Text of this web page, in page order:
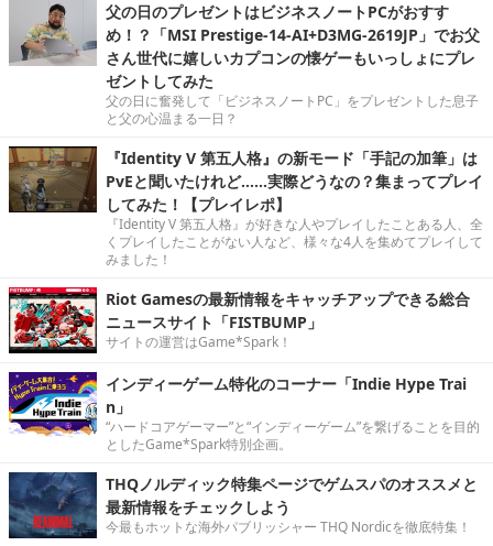
父の日のプレゼントはビジネスノートPCがおすす
め！？「MSI Prestige-14-AI+D3MG-2619JP」でお父
さん世代に嬉しいカプコンの懐ゲーもいっしょにプレ
ゼントしてみた
父の日に奮発して「ビジネスノートPC」をプレゼントした息子
と父の心温まる一日？
『Identity V 第五人格』の新モード「手記の加筆」は
PvEと聞いたけれど……実際どうなの？集まってプレイ
してみた！【プレイレポ】
『Identity V 第五人格』が好きな人やプレイしたことある人、全
くプレイしたことがない人など、様々な4人を集めてプレイして
みました！
Riot Gamesの最新情報をキャッチアップできる総合
ニュースサイト「FISTBUMP」
サイトの運営はGame*Spark！
インディーゲーム特化のコーナー「Indie Hype Trai
n」
“ハードコアゲーマー”と“インディーゲーム”を繋げることを目的
としたGame*Spark特別企画。
THQノルディック特集ページでゲムスパのオススメと
最新情報をチェックしよう
今最もホットな海外パブリッシャー THQ Nordicを徹底特集！